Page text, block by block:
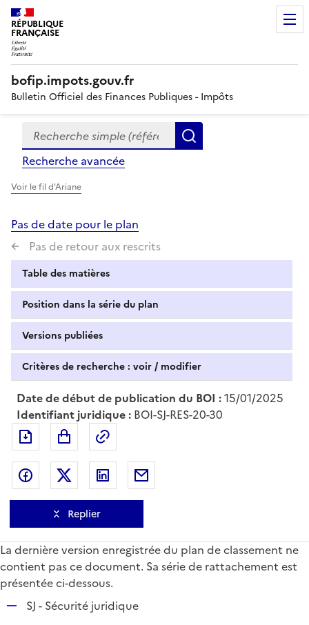
RÉPUBLIQUE
FRANÇAISE
bofip.impots.gouv.fr
Bulletin Officiel des Finances Publiques - Impôts
Formulaire
de
recherche
Recherche simple (références, mots clés, partie du
Recherche avancée
Voir le fil d'Ariane
Pas de date pour le plan
Pas de retour aux rescrits
Table des matières
Position dans la série du plan
Versions publiées
Critères de recherche : voir / modifier
Date de début de publication du BOI :15/01/2025
Identifiant juridique : BOI-SJ-RES-20-30
Exporter le document au format pdf
Partager sur Facebook
Partager sur Twitter
Partager sur LinkedIn
Replier
La dernière version enregistrée du plan de classement ne
contient pas ce document. Sa série de rattachement est
présentée ci-dessous.
SJ - Sécurité juridique